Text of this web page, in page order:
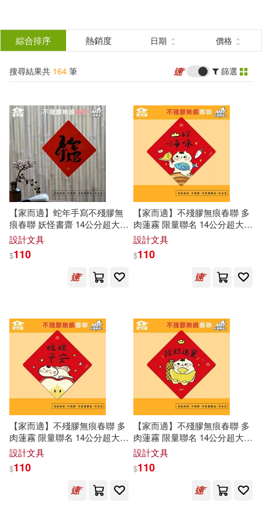
結
篩
選
分類 (單選)
所有商品(164) 圖書(107)
影音(3) 設計文具(32)
婦幼生活(1)
有聲書(12)
展開
作者 (可複選)
張大春(85)
張大力(2)
張大春著(1)
張大春（主編）(1)
張大春，于從明（主編）(1)
張大春，張微，滕延峰（主編）(1)
李曉明(1)
出版社 (可複選)
臺中市政府文化局(27)
新經典文化(17) 時報出版(10)
愛播聽書FM(9)
台中市立大墩文化中心(7)
(可複選)
綜合排序 熱銷度 日期 價格
搜尋結果共 164 筆 篩選
【家而適】蛇年手寫不殘膠無
痕春聯 妖怪書齋 14公分超大張
2025蛇年春聯 全系列共6款 福
設計文具
$110
【家而適】不殘膠無痕春聯 多
肉蓮霧 限量聯名 14公分超大張
2025蛇年春聯 全系列共6款 山
珍海味
設計文具
$110
【家而適】不殘膠無痕春聯 多
肉蓮霧 限量聯名 14公分超大張
2025蛇年春聯 全系列共6款 睡
睡平安
設計文具
$110
【家而適】不殘膠無痕春聯 多
肉蓮霧 限量聯名 14公分超大張
2025蛇年春聯 全系列共6款 招
財進寶
設計文具
$110